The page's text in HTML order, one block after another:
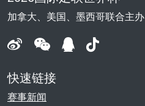
加拿大、美国、墨西哥联合主办
快速链接
赛事新闻